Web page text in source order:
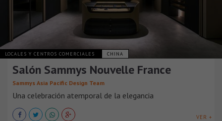
LOCALES Y CENTROS COMERCIALES CHINA
Salón Sammys Nouvelle France
Sammys Asia Pacific Design Team
Una celebración atemporal de la elegancia
VER +